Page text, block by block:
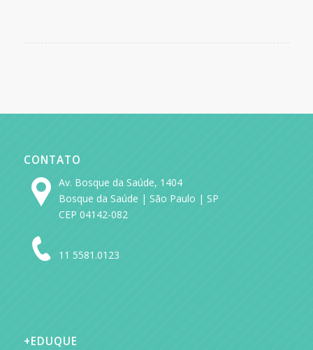
CONTATO
Av. Bosque da Saúde, 1404
Bosque da Saúde | São Paulo | SP
CEP 04142-082
11 5581.0123
+EDUQUE